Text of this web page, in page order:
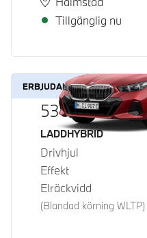
Tillgänglig nu
ERBJUDANDE
530e xDrive
Bränsle
LADDHYBRID
Drivhjul
Effekt
Elräckvidd
(Blandad körning WLTP)